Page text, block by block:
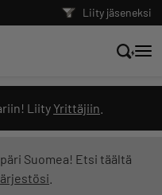
Liity jäseneksi
Liity Yrittäjiin
Suomea! Etsi täältä